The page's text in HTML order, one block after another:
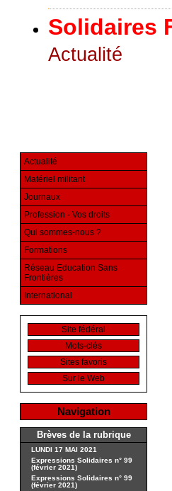
Solidaires
Actualité
Actualité
Matériel militant
Journaux
Profession - Vos droits
Qui sommes-nous ?
Formations
Réseau Education Sans
Frontières
International
Site fédéral
Mots-clés
Sites favoris
Sur le Web
Navigation
Brèves de la rubrique
LUNDI 17 MAI 2021
Expressions Solidaires n° 99
(février 2021)
Expressions Solidaires n° 99
(février 2021)